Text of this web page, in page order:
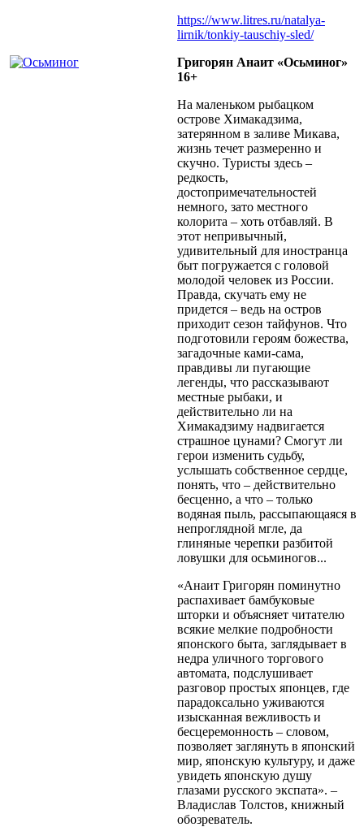
https://www.litres.ru/natalya-
lirnik/tonkiy-tauschiy-sled/
Григорян Анаит «Осьминог»
16+
На маленьком рыбацком
острове Химакадзима,
затерянном в заливе Микава,
жизнь течет размеренно и
скучно. Туристы здесь –
редкость,
достопримечательностей
немного, зато местного
колорита – хоть отбавляй. В
этот непривычный,
удивительный для иностранца
быт погружается с головой
молодой человек из России.
Правда, скучать ему не
придется – ведь на остров
приходит сезон тайфунов. Что
подготовили героям божества,
загадочные ками-сама,
правдивы ли пугающие
легенды, что рассказывают
местные рыбаки, и
действительно ли на
Химакадзиму надвигается
страшное цунами? Смогут ли
герои изменить судьбу,
услышать собственное сердце,
понять, что – действительно
бесценно, а что – только
водяная пыль, рассыпающаяся в
непроглядной мгле, да
глиняные черепки разбитой
ловушки для осьминогов...
«Анаит Григорян поминутно
распахивает бамбуковые
шторки и объясняет читателю
всякие мелкие подробности
японского быта, заглядывает в
недра уличного торгового
автомата, подслушивает
разговор простых японцев, где
парадоксально уживаются
изысканная вежливость и
бесцеремонность – словом,
позволяет заглянуть в японский
мир, японскую культуру, и даже
увидеть японскую душу
глазами русского экспата». –
Владислав Толстов, книжный
обозреватель.